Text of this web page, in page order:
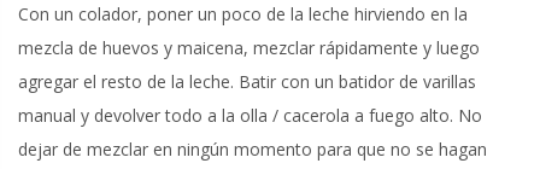
Con un colador, poner un poco de la leche hirviendo en la
mezcla de huevos y maicena, mezclar rápidamente y luego
agregar el resto de la leche. Batir con un batidor de varillas
manual y devolver todo a la olla / cacerola a fuego alto. No
dejar de mezclar en ningún momento para que no se hagan